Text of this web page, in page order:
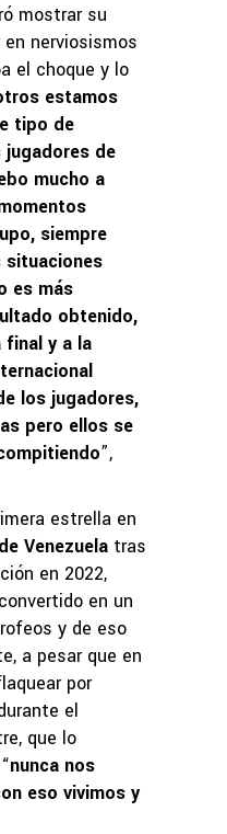
mostrar su
nerviosismos
el choque y lo
estamos
tipo de
de
mucho a
siempre
situaciones
es más
obtenido,
y a la
los jugadores,
pero ellos se
”,
estrella en
Venezuela tras
en 2022,
en un
y de eso
a pesar que en
por
el
que lo
nunca nos
eso vivimos y